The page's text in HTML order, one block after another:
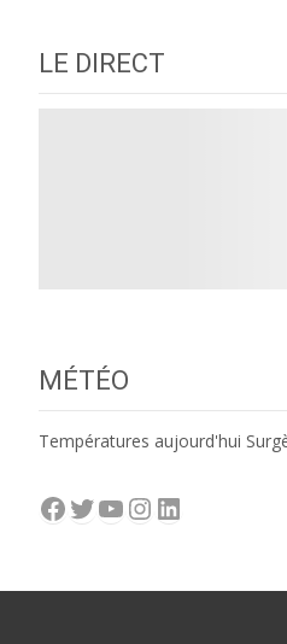
LE DIRECT
MÉTÉO
Températures aujourd'hui
Facebook
Twitter
YouTube
Instagram
LinkedIn